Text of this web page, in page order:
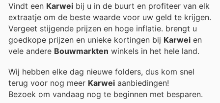
Vindt een Karwei bij u in de buurt en profiteer van elk
extraatje om de beste waarde voor uw geld te krijgen.
Vergeet stijgende prijzen en hoge inflatie. brengt u
goedkope prijzen en unieke kortingen bij Karwei en
vele andere Bouwmarkten winkels in het hele land.
Wij hebben elke dag nieuwe folders, dus kom snel
terug voor nog meer Karwei aanbiedingen!
Bezoek om vandaag nog te beginnen met besparen.